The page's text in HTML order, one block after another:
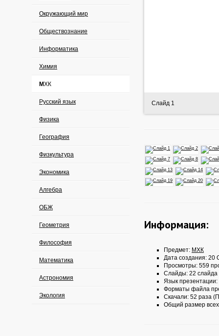
Окружающий мир
Обществознание
Информатика
Химия
МХК
Русский язык
Физика
География
Физкультура
Экономика
Алгебра
ОБЖ
Геометрия
Философия
Математика
Астрономия
Экология
Слайд 1
Информация:
Предмет: МХК
Дата создания: 20
Просмотры: 559
Слайды: 22 слайда
Язык презентации:
Форматы файла
Скачали: 52 раза
Общий размер